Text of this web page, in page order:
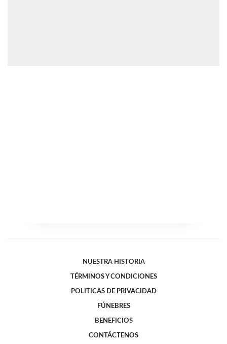
NUESTRA HISTORIA
TÉRMINOS Y CONDICIONES
POLITICAS DE PRIVACIDAD
FÚNEBRES
BENEFICIOS
CONTÁCTENOS